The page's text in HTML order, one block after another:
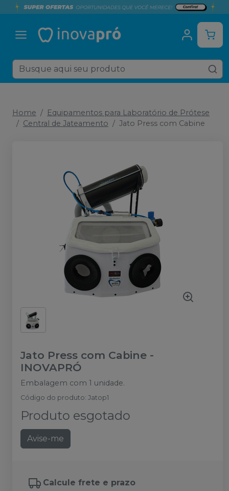
Home
Equipamentos para Laboratório de Prótese
Central de Jateamento
Jato Press com Cabine
Jato Press com Cabine -
INOVAPRÓ
Embalagem com 1 unidade.
Código do produto: Jatop1
Produto esgotado
Avise-me
Calcule frete e prazo